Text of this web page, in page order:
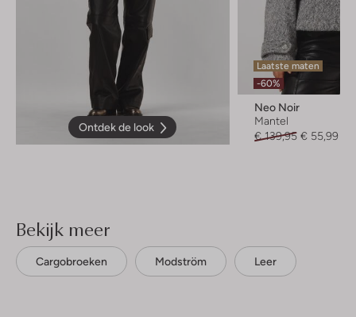
Ontdek de look
Laatste maten
-60%
Neo Noir
Mantel
€ 139,95 € 55,99
Bekijk meer
Cargobroeken Modström Leer